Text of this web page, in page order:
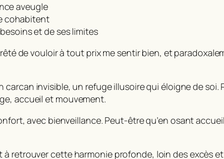
aveugle
cohabitent
et de ses limites
de vouloir à tout prix me sentir bien, et
invisible, un refuge illusoire qui éloigne de
accueil et mouvement.
avec bienveillance. Peut-être qu’en osant
retrouver cette harmonie profonde, loin des excès